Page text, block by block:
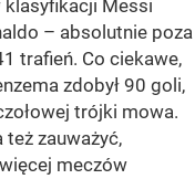
klasyfikacji Messi
– absolutnie poza
trafień. Co ciekawe,
zdobył 90 goli,
trójki mowa.
zauważyć,
meczów